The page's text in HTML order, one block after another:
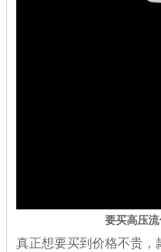
要买高压
真正想要买到价格不贵，